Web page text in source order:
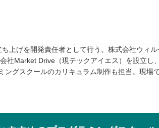
上げを開発責任者として行う。株式会社ウィ
社Market Drive（現テックアイエス）を設立し
ングスクールのカリキュラム制作も担当。現場